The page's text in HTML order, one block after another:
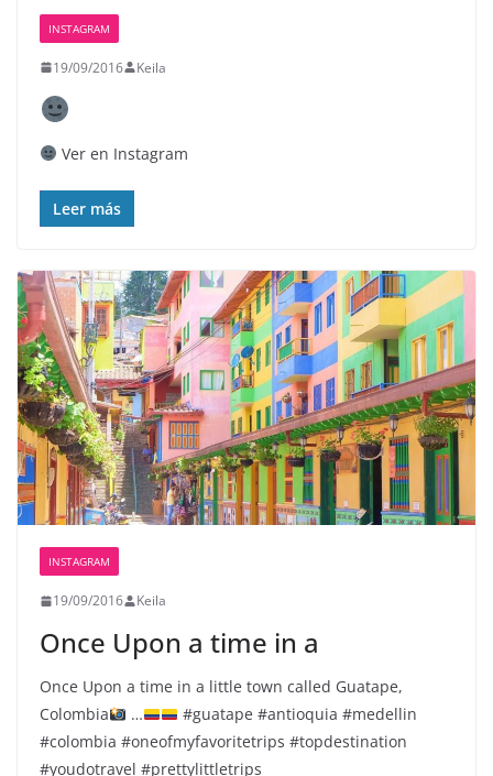
INSTAGRAM
19/09/2016 Keila
Ver en Instagram
Leer más
INSTAGRAM
19/09/2016 Keila
Once Upon a time in a
Once Upon a time in a little town called Guatape,
Colombia
…
#guatape #antioquia #medellin
#colombia #oneofmyfavoritetrips #topdestination
#youdotravel #prettylittletrips